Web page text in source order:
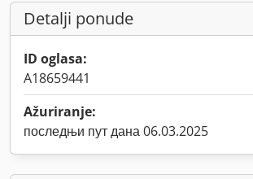
Detalji ponude
ID oglasa:
A18659441
Ažuriranje:
последњи пут дана 06.03.2025